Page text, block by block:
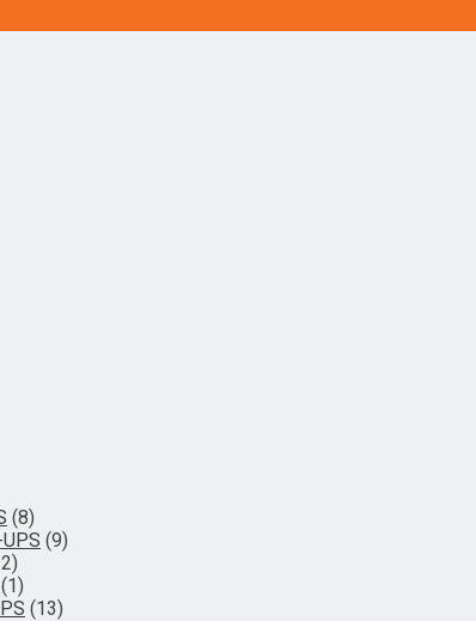
(8)
(9)
(1)
(13)